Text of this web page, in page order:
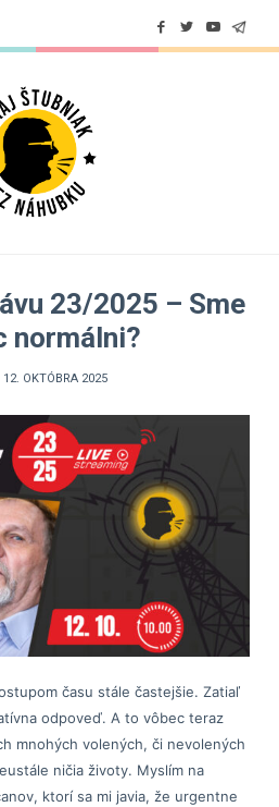
23/2025 – Sme
normálni?
12. OKTÓBRA 2025
času stále častejšie. Zatiaľ
odpoveď. A to vôbec teraz
mnohých volených, či nevolených
ničia životy. Myslím na
ktorí sa mi javia, že urgentne